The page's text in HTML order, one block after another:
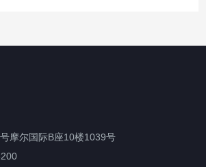
摩尔国际B座10楼1039号